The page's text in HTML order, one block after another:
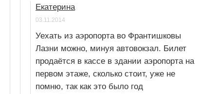
Екатерина
03.11.2014
Уехать из аэропорта во Франтишковы
Лазни можно, минуя автовокзал. Билет
продаётся в кассе в здании аэропорта на
первом этаже, сколько стоит, уже не
помню, так как это было год